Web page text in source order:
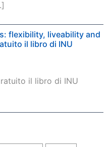
flexibility, liveability and
il libro di INU
il libro di INU